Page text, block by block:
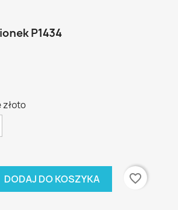
P1434
złoto
DODAJ DO KOSZYKA
favorite_border